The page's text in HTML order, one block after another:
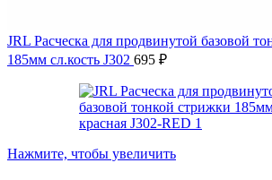
JRL Расческа для продвинутой базовой
185мм сл.кость J302 695 ₽
Нажмите, чтобы увеличить